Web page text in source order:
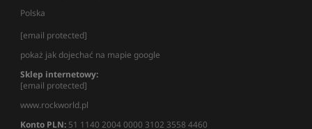
Polska
[email protected]
pokaż jak dojechać na mapie google
Sklep internetowy:
[email protected]
www.rockworld.pl
Konto PLN: 51 1140 2004 0000 3102 3558 4460